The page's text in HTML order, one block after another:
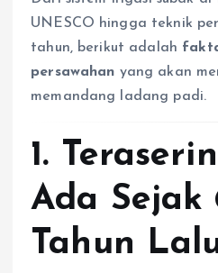
UNESCO hingga teknik
tahun, berikut adalah
persawahan yang akan
memandang ladang padi.
1.
Ada Sejak
Tahun